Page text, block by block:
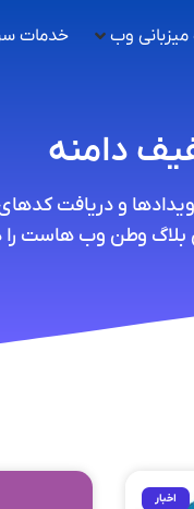
وب خدمات
دامنه
و دریافت
وطن وب هاست را
اخبار